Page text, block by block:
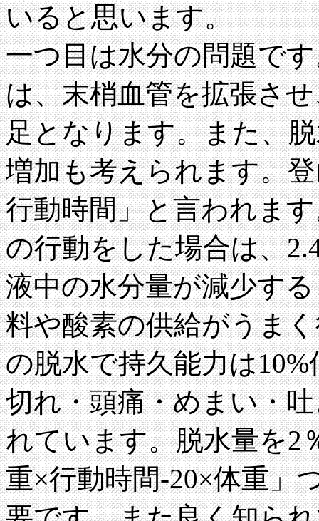
いると思います。
一つ目は水分の問題で
は、末梢血管を拡張さ
足となります。また、
増加も考えられます。
行動時間」と言われま
の行動をした場合は、
液中の水分量が減少す
料や酸素の供給がうま
の脱水で持久能力は
切れ・頭痛・めまい・
れています。脱水量を2
重×行動時間-20×体重」